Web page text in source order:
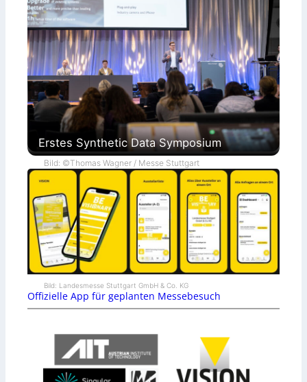
Erstes Synthetic Data Symposium
Bild: ©Thomas Wagner / Messe Stuttgart
Bild: Landesmesse Stuttgart GmbH & Co. KG
Offizielle App für geplanten Messebesuch